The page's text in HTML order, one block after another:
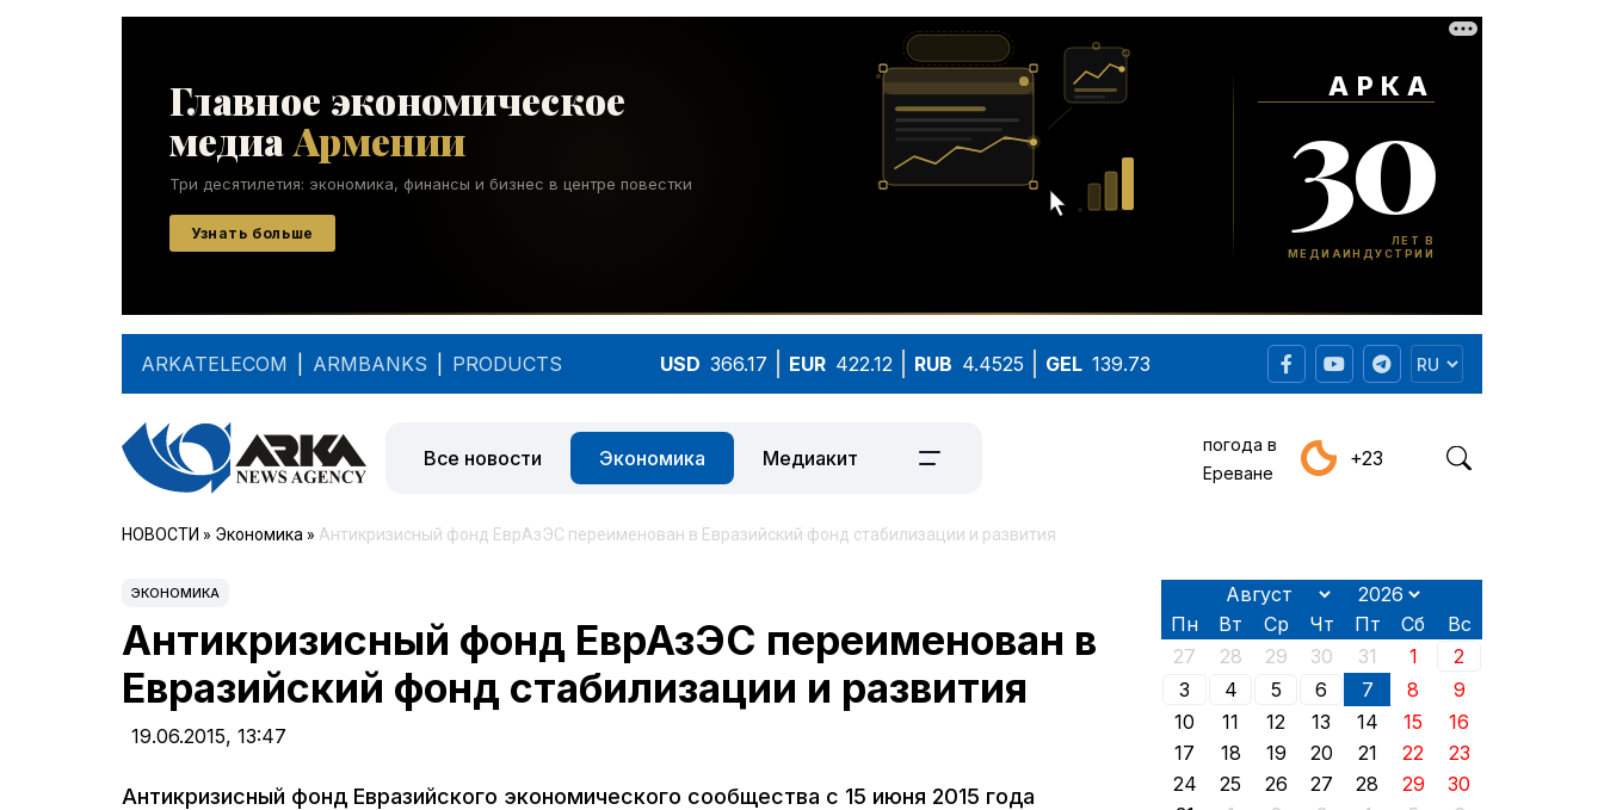
ARKATELECOM ARMBANKS PRODUCTS USD 366.17 EUR 422.12 RUB 4.4525 GEL 139.73
Все новости Экономика Медиакит
погода в
Ереване
+23
НОВОСТИ » Экономика » Антикризисный фонд ЕврАзЭС переименован в Евразийский фонд стабилизации и развития
ЭКОНОМИКА
Антикризисный фонд ЕврАзЭС переименован в
Евразийский фонд стабилизации и развития
19.06.2015, 13:47
Антикризисный фонд Евразийского экономического сообщества с 15 июня 2015 года
Пн Вт Ср Чт Пт Сб
Вс
27
28 29 30 31 1
2
3
4 5 6 7 8
9
10
11 12 13 14 15
16
17
18 19 20 21 22
23
24
25 26 27 28 29
30